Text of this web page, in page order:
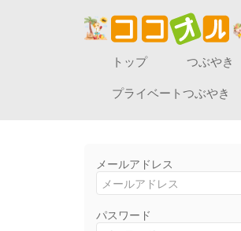
トップ つぶやき
プライベートつぶやき
メールアドレス
パスワード